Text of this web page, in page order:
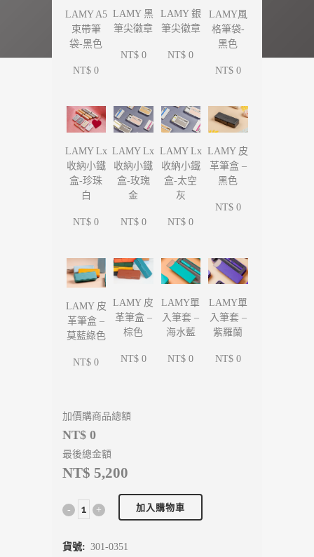
LAMY A5
束帶筆
袋-黑色
NT$ 0
LAMY 黑
筆尖徽章
NT$ 0
LAMY 銀
筆尖徽章
NT$ 0
LAMY風
格筆袋-
黑色
NT$ 0
LAMY Lx
收納小鐵
盒-珍珠
白
NT$ 0
LAMY Lx
收納小鐵
盒-玫瑰
金
NT$ 0
LAMY Lx
收納小鐵
盒-太空
灰
NT$ 0
LAMY 皮
革筆盒 –
黑色
NT$ 0
LAMY 皮
革筆盒 –
莫藍綠色
NT$ 0
LAMY 皮
革筆盒 –
棕色
NT$ 0
LAMY單
入筆套 –
海水藍
NT$ 0
LAMY單
入筆套 –
紫羅蘭
NT$ 0
加價購商品總額
NT$ 0
最後總金額
NT$ 5,200
加入購物車
貨號: 301-0351